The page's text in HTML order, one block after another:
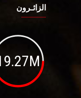
الزائـرون